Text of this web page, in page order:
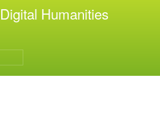
メ
イ
コ
テ
Humanities